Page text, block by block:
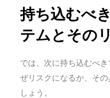
持ち込むべ
テムとその
では、次に持ち込むべ
ぜリスクになるか、そ
しょう。